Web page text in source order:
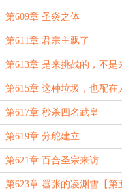
第609章 圣炎之体
第611章 君宗主飘了
第613章 是来挑战的，不是
子的！
第615章 这种垃圾，也配在
榜首？
第617章 秒杀四名武皇
第619章 分舵建立
第621章 百合圣宗来访
第623章 嚣张的凌渊雪【第